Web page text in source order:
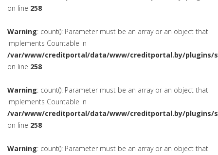
on line 258
Warning: count(): Parameter must be an array or an object that
implements Countable in
/var/www/creditportal/data/www/creditportal.by/plugins/
on line 258
Warning: count(): Parameter must be an array or an object that
implements Countable in
/var/www/creditportal/data/www/creditportal.by/plugins/
on line 258
Warning: count(): Parameter must be an array or an object that